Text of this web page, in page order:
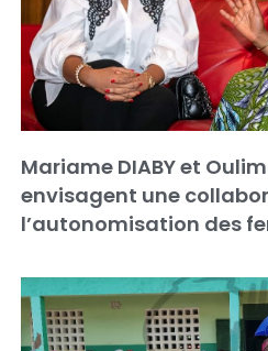
Mariame DIABY et
envisagent une
l’autonomisation des